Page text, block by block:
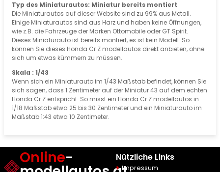
Typ des Miniaturautos: Miniatur bereits montiert
Die Miniaturautos auf dieser Website sind zu 99% aus Metall.
Einige Miniaturautos sind aus Harz und haben keine Öffnungen,
wie z.B. die Fahrzeuge der Marken Ottomobile oder GT Spirit.
Dieses Miniaturauto ist bereits montiert, es ist kein Modell. So
können Sie dieses Honda Cr Z modellautos direkt anbieten, ohne
sich um etwas kümmern zu müssen.
Skala : 1/43
Wenn sich ein Miniaturauto im 1/43 Maßstab befindet, können Sie
sich sagen, dass 1 Zentimeter auf der Miniatur 43 auf dem echten
Honda Cr Z entspricht. So misst ein Honda Cr Z modellautos in
1/18 Maßstab etwa 25 bis 30 Zentimeter und ein Miniaturauto im
Maßstab 1:43 etwa 10 Zentimeter.
Online- Nützliche Links
Impressum